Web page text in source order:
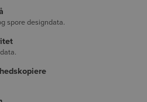
spore designdata.